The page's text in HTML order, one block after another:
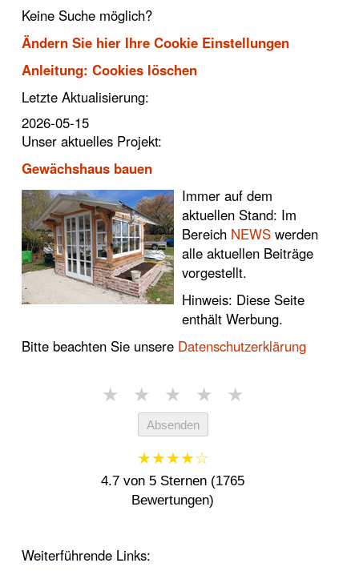
Keine Suche möglich?
Ändern Sie hier Ihre Cookie Einstellungen
Anleitung: Cookies löschen
Letzte Aktualisierung:
2026-05-15
Unser aktuelles Projekt:
Gewächshaus bauen
Immer auf dem
aktuellen Stand: Im
Bereich NEWS werden
alle aktuellen Beiträge
vorgestellt.
Hinweis: Diese Seite
enthält Werbung.
Bitte beachten Sie unsere Datenschutzerklärung
★ ★ ★ ★ ★
Absenden
★★★★☆
4.7 von 5 Sternen (1765
Bewertungen)
Weiterführende Links: